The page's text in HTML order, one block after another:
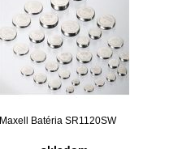
Maxell Batéria SR1120SW